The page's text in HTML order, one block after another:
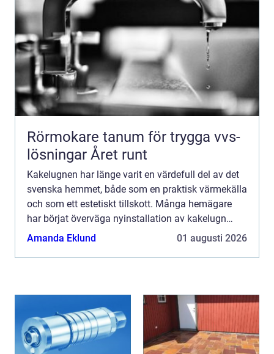
Rörmokare tanum för trygga vvs-
lösningar Året runt
Kakelugnen har länge varit en värdefull del av det
svenska hemmet, både som en praktisk värmekälla
och som ett estetiskt tillskott. Många hemägare
har börjat överväga nyinstallation av kakelugn
n&au...
Amanda Eklund 01 augusti 2026